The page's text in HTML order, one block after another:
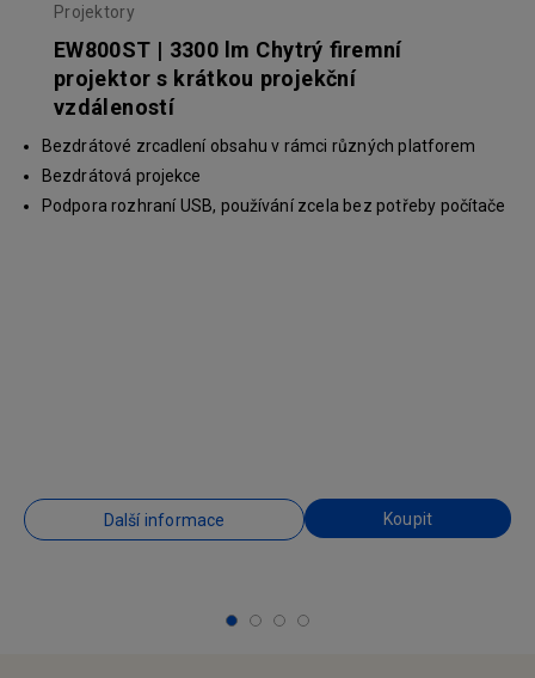
Projektory
EW800ST | 3300 lm Chytrý firemní
projektor s krátkou projekční
vzdáleností
Bezdrátové zrcadlení obsahu v rámci různých platforem
Bezdrátová projekce
Podpora rozhraní USB, používání zcela bez potřeby počítače
Další informace Koupit